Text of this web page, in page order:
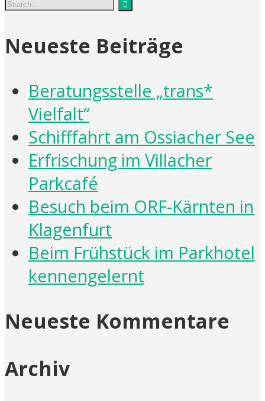
Neueste Beiträge
Beratungsstelle „trans*
Vielfalt“
Schifffahrt am Ossiacher See
Erfrischung im Villacher
Parkcafé
Besuch beim ORF-Kärnten in
Klagenfurt
Beim Frühstück im Parkhotel
kennengelernt
Neueste Kommentare
Archiv